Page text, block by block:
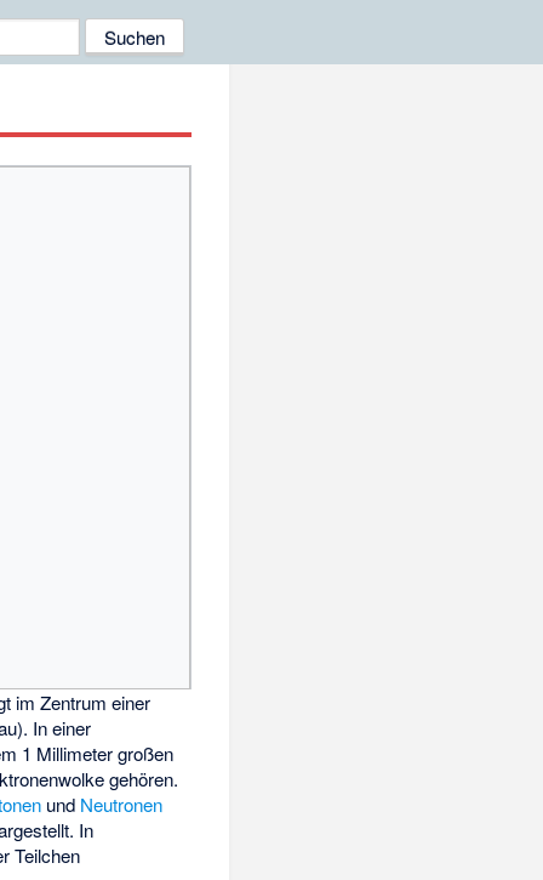
im Zentrum einer
In einer
1 Millimeter großen
gehören.
und Neutronen
In
Teilchen